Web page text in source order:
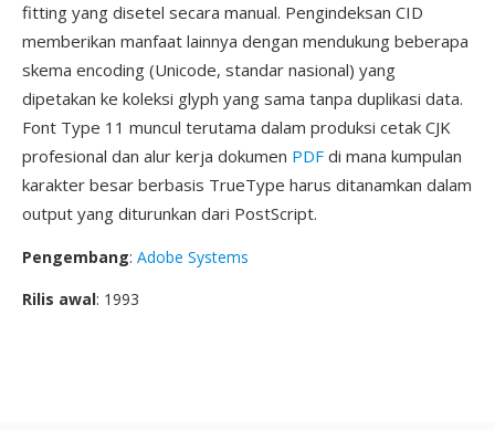
fitting yang disetel secara manual. Pengindeksan CID
memberikan manfaat lainnya dengan mendukung beberapa
skema encoding (Unicode, standar nasional) yang
dipetakan ke koleksi glyph yang sama tanpa duplikasi data.
Font Type 11 muncul terutama dalam produksi cetak CJK
profesional dan alur kerja dokumen PDF di mana kumpulan
karakter besar berbasis TrueType harus ditanamkan dalam
output yang diturunkan dari PostScript.
Pengembang: Adobe Systems
Rilis awal: 1993